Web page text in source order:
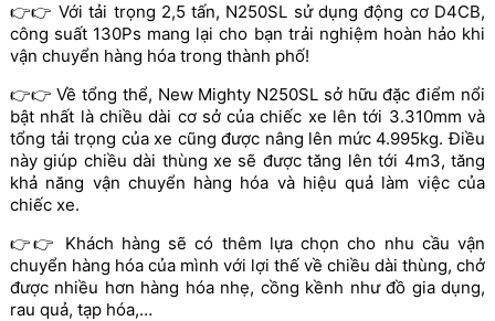
👉👉 Với tải trọng 2,5 tấn, N250SL sử dụng động cơ D4CB,
công suất 130Ps mang lại cho bạn trải nghiệm hoàn hảo khi
vận chuyển hàng hóa trong thành phố!
👉👉 Về tổng thể, New Mighty N250SL sở hữu đặc điểm nổi
bật nhất là chiều dài cơ sở của chiếc xe lên tới 3.310mm và
tổng tải trọng của xe cũng được nâng lên mức 4.995kg. Điều
này giúp chiều dài thùng xe sẽ được tăng lên tới 4m3, tăng
khả năng vận chuyển hàng hóa và hiệu quả làm việc của
chiếc xe.
👉👉 Khách hàng sẽ có thêm lựa chọn cho nhu cầu vận
chuyển hàng hóa của mình với lợi thế về chiều dài thùng, chở
được nhiều hơn hàng hóa nhẹ, cồng kềnh như đồ gia dụng,
rau quả, tạp hóa,…